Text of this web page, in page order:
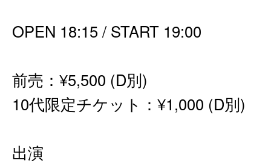
OPEN 18:15 / START 19:00
前売：¥5,500 (D別)
10代限定チケット：¥1,000 (D別)
出演